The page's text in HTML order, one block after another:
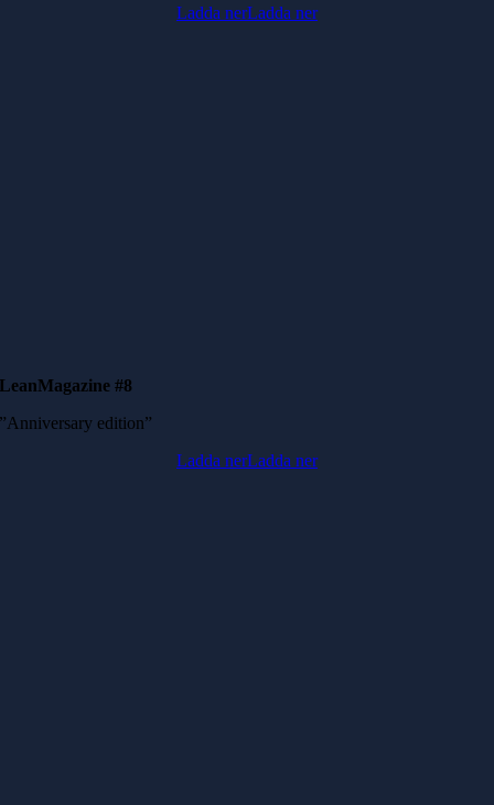
Ladda nerLadda ner
LeanMagazine #8
”Anniversary edition”
Ladda nerLadda ner